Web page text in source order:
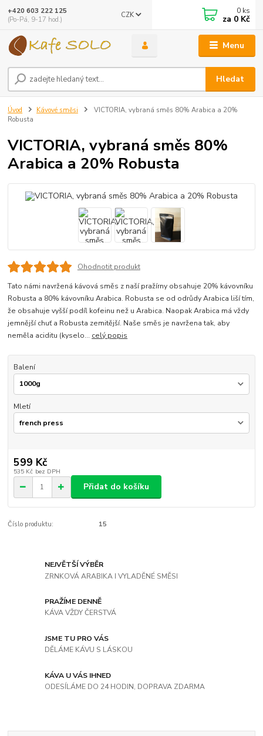
Menu
CZK
Hledat
+420 603 222 125
(Po-Pá, 9-17 hod.)
0 ks
za 0 Kč
Úvod Kávové směsi
VICTORIA, vybraná směs 80% Arabica a 20%
Robusta
VICTORIA, vybraná směs 80%
Arabica a 20% Robusta
Ohodnotit produkt
Tato námi navržená kávová směs z naší pražírny obsahuje 20% kávovníku
Robusta a 80% kávovníku Arabica. Robusta se od odrůdy Arabica liší tím,
že obsahuje vyšší podíl kofeinu než u Arabica. Naopak Arabica má vždy
jemnější chuť a Robusta zemitější. Naše směs je navržena tak, aby
neměla aciditu (kyselo... celý popis
Balení
Mletí
599 Kč
535 Kč bez DPH
Přidat do košíku
Číslo produktu: 15
NEJVĚTŠÍ VÝBĚR
ZRNKOVÁ ARABIKA I VYLADĚNÉ SMĚSI
PRAŽÍME DENNĚ
KÁVA VŽDY ČERSTVÁ
JSME TU PRO VÁS
DĚLÁME KÁVU S LÁSKOU
KÁVA U VÁS IHNED
ODESÍLÁME DO 24 HODIN, DOPRAVA ZDARMA